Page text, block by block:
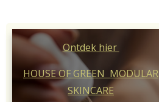
Ontdek hier
HOUSE OF GREEN MODULAR
SKINCARE